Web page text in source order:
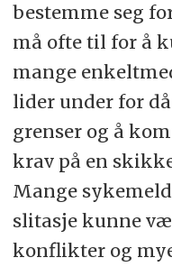
bestemme seg
må ofte til for å
mange
lider under for
grenser og å
krav på en
Mange
slitasje kunne
konflikter og